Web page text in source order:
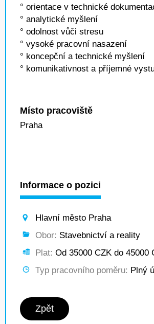
° orientace v technické
° analytické myšlení
° odolnost vůči stresu
° vysoké pracovní nasazení
° koncepční a technické myšlení
° komunikativnost a příjemné
Místo pracoviště
Praha
Informace o pozici
Hlavní město Praha
Obor: Stavebnictví a reality
Plat: Od 35000 CZK do 45000
Typ pracovního poměru: Plný
Zpět